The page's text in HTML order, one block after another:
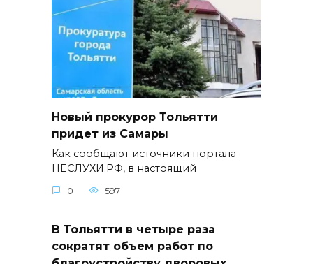
Новый прокурор Тольятти
придет из Самары
Как сообщают источники портала
НЕСЛУХИ.РФ, в настоящий
0 597
В Тольятти в четыре раза
сократят объем работ по